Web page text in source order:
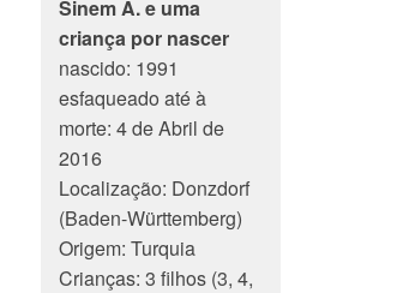
Sinem A. e uma
criança por nascer
nascido: 1991
esfaqueado até à
morte: 4 de Abril de
2016
Localização: Donzdorf
(Baden-Württemberg)
Origem: Turquia
Crianças: 3 filhos (3, 4,